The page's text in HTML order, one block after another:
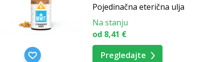
Pojedinačna eterična ulja
Na stanju
od 8,41 €
Pregledajte